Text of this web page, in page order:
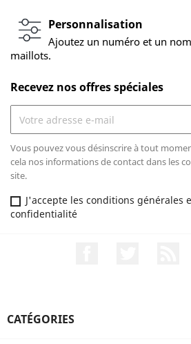
Personnalisation
Ajoutez un numéro et un
maillots.
Recevez nos offres spéciales
Vous pouvez vous désinscrire à tout
cela nos informations de contact dans les
site.
J'accepte les conditions générales
confidentialité
CATÉGORIES